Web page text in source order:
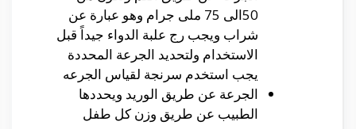
50الى 75 ملى جرام وهو عبارة عن
شراب ويجب رج علبة الدواء جيداً قبل
الاستخدام ولتحديد الجرعة المحددة
يجب استخدم سرنجة لقياس الجرعه
الجرعة عن طريق الوريد ويحددها
الطبيب عن طريق وزن كل طفل